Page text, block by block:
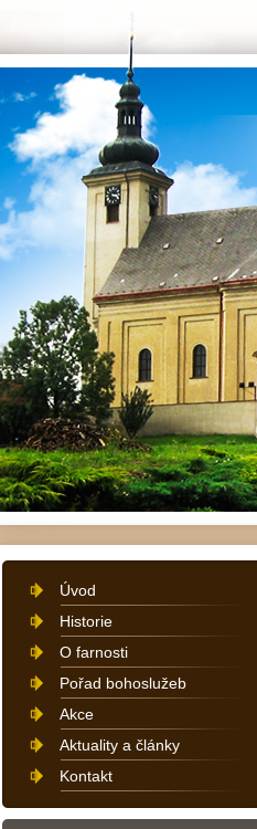
Úvod
Historie
O farnosti
Pořad bohoslužeb
Akce
Aktuality a články
Kontakt